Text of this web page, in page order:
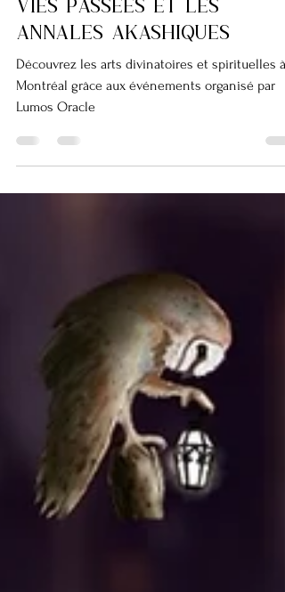
Le 23 aOÛt, explore les
vies passees et les
annales akashiques
Découvrez les arts divinatoires et spirituelles à
Lumos Oracle